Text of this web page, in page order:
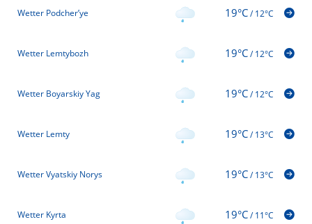
Wetter Podcher’ye 19°C/12°C
Wetter Lemtybozh 19°C/12°C
Wetter Boyarskiy Yag 19°C/12°C
Wetter Lemty 19°C/13°C
Wetter Vyatskiy Norys 19°C/13°C
Wetter Kyrta 19°C/11°C